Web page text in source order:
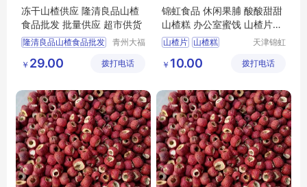
冻干山楂供应 隆清良品山楂
食品批发 批量供应 超市供货
隆清良品山楂食品批发
休闲零食批发
休闲食品批发
青州大福
展有限公
￥ 29.00 拨打电话
锦虹食品 休闲果脯 酸酸甜甜
山楂糕 办公室蜜饯 山楂片零
食
山楂片 山楂糕
山楂糕厂家
天津锦虹
公司
￥ 10.00 拨打电话